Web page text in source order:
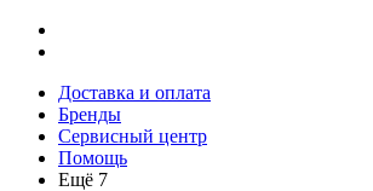
Доставка и оплата
Бренды
Сервисный центр
Помощь
Ещё 7